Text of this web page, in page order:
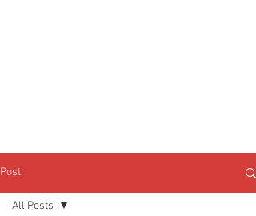
Post
All Posts